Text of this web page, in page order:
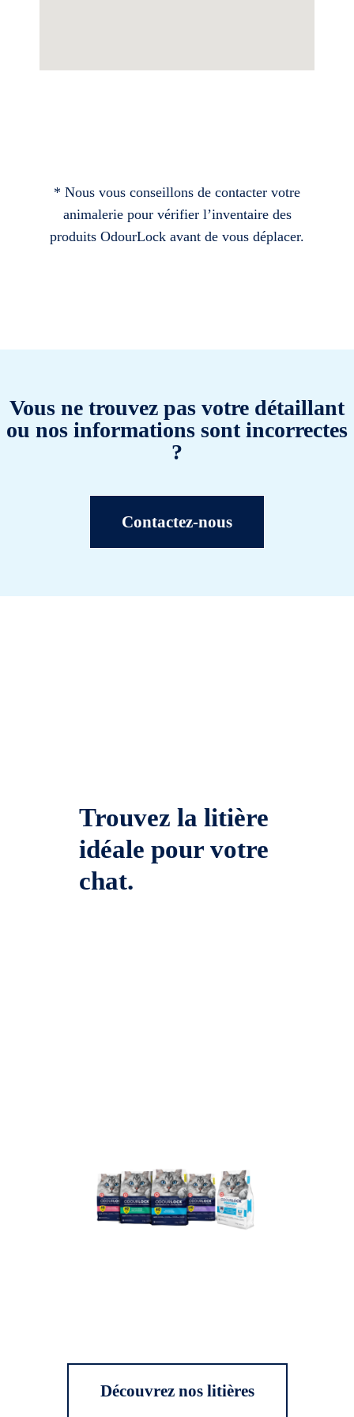
* Nous vous conseillons de contacter votre
animalerie pour vérifier l’inventaire des
produits OdourLock avant de vous déplacer.
Vous ne trouvez pas votre détaillant
ou nos informations sont incorrectes
?
Contactez-nous
Trouvez la litière
idéale pour votre
chat.
Découvrez nos litières